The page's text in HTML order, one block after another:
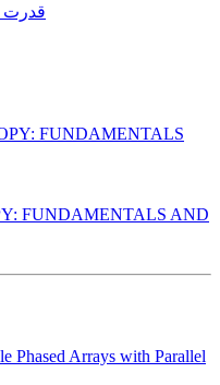
قدرت
FUNDAMENTALS AND